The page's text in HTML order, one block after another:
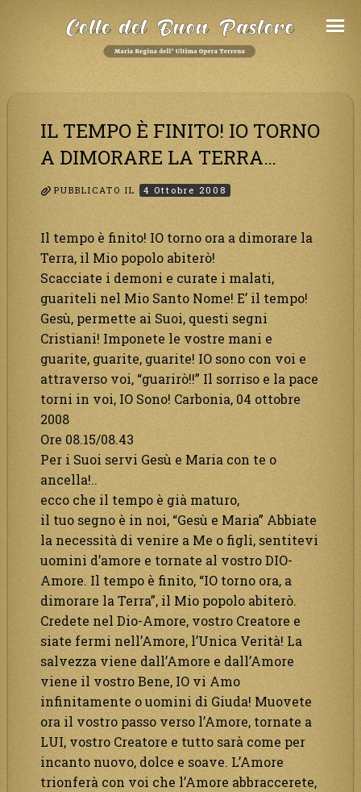
IL TEMPO È FINITO! IO TORNO
A DIMORARE LA TERRA…
PUBBLICATO IL 4 Ottobre 2008
Il tempo è finito! IO torno ora a dimorare la
Terra, il Mio popolo abiterò!
Scacciate i demoni e curate i malati,
guariteli nel Mio Santo Nome! E’ il tempo!
Gesù, permette ai Suoi, questi segni
Cristiani! Imponete le vostre mani e
guarite, guarite, guarite! IO sono con voi e
attraverso voi, “guarirò!!” Il sorriso e la pace
torni in voi, IO Sono! Carbonia, 04 ottobre
2008
Ore 08.15/08.43
Per i Suoi servi Gesù e Maria con te o
ancella!..
ecco che il tempo è già maturo,
il tuo segno è in noi, “Gesù e Maria” Abbiate
la necessità di venire a Me o figli, sentitevi
uomini d’amore e tornate al vostro DIO-
Amore. Il tempo è finito, “IO torno ora, a
dimorare la Terra”, il Mio popolo abiterò.
Credete nel Dio-Amore, vostro Creatore e
siate fermi nell’Amore, l’Unica Verità! La
salvezza viene dall’Amore e dall’Amore
viene il vostro Bene, IO vi Amo
infinitamente o uomini di Giuda! Muovete
ora il vostro passo verso l’Amore, tornate a
LUI, vostro Creatore e tutto sarà come per
incanto nuovo, dolce e soave. L’Amore
trionferà con voi che l’Amore abbraccerete,